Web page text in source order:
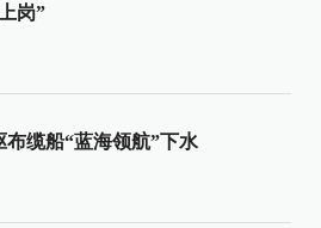
岗”
布缆船“蓝海领航”下水